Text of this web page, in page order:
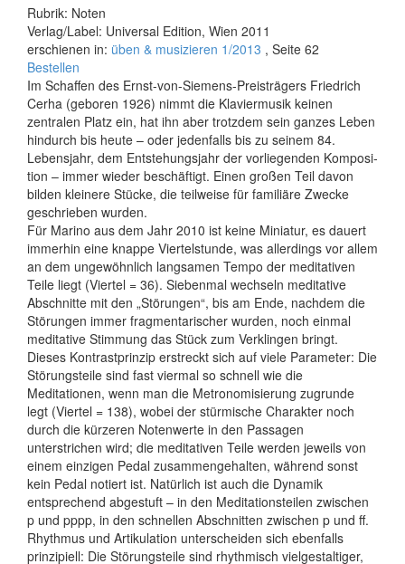
Rubrik: Noten
Verlag/Label: Universal Edition, Wien 2011
erschienen in: üben & musizieren 1/2013 , Seite 62
Bestellen
Im Schaffen des Ernst-von-Siemens-Preisträgers Friedrich
Cerha (geboren 1926) nimmt die Klaviermusik keinen
zentralen Platz ein, hat ihn aber trotzdem sein ganzes Leben
hindurch bis heute – oder jedenfalls bis zu seinem 84.
Lebensjahr, dem Entstehungsjahr der vorliegenden Komposi­
tion – immer wieder beschäftigt. Einen großen Teil davon
bilden kleinere Stücke, die teilweise für familiäre Zwecke
geschrieben wurden.
Für Marino aus dem Jahr 2010 ist keine Miniatur, es dauert
immerhin eine knappe Viertelstunde, was allerdings vor allem
an dem ungewöhnlich langsamen Tempo der meditativen
Teile liegt (Viertel = 36). Siebenmal wechseln meditative
Abschnitte mit den „Störungen“, bis am Ende, nachdem die
Störungen immer fragmentarischer wurden, noch einmal
meditative Stimmung das Stück zum Verklingen bringt.
Dieses Kontrastprinzip erstreckt sich auf viele Parameter: Die
Störungsteile sind fast viermal so schnell wie die
Meditationen, wenn man die Metronomisierung zugrunde
legt (Viertel = 138), wobei der stürmische Charakter noch
durch die kürzeren Notenwerte in den Passagen
unterstrichen wird; die meditativen Teile werden jeweils von
einem einzigen Pedal zusammengehalten, während sonst
kein Pedal notiert ist. Natürlich ist auch die Dynamik
entsprechend abgestuft – in den Meditationsteilen zwischen
p und pppp, in den schnellen Abschnitten zwischen p und ff.
Rhythmus und Artikulation unterscheiden sich ebenfalls
prinzipiell: Die Störungsteile sind rhythmisch vielgestaltiger,